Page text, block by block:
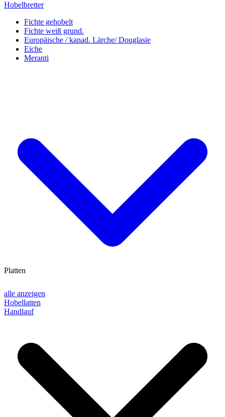
Hobelbretter
Fichte gehobelt
Fichte weiß grund.
Europäische / kanad. Lärche/ Douglasie
Eiche
Meranti
alle anzeigen
Hobellatten
Handlauf
Platten